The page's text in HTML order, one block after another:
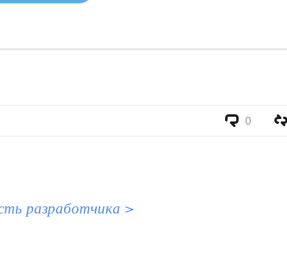
0
разработчика >